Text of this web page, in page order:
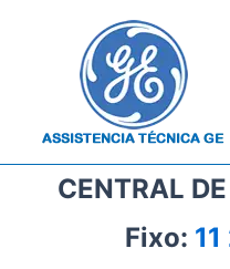
CENTRAL
Fixo: